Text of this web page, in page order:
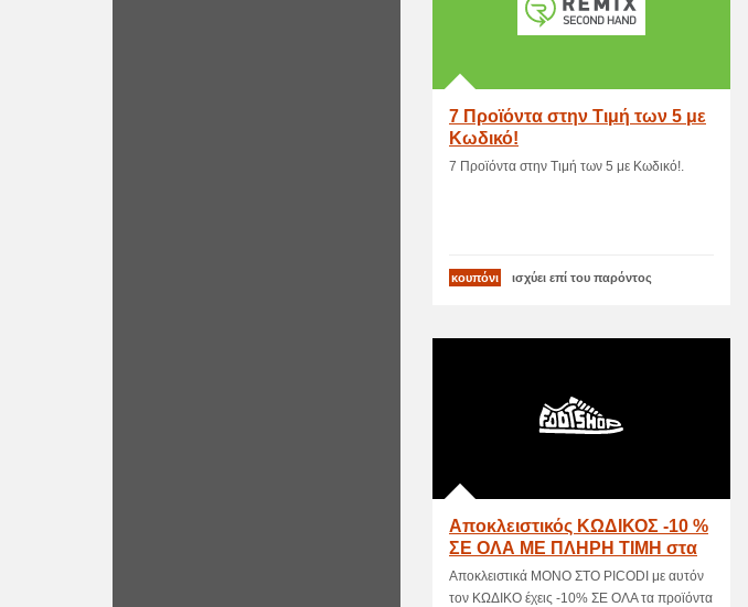
7 Προϊόντα στην Τιμή των 5 με
Κωδικό!
7 Προϊόντα στην Τιμή των 5 με Κωδικό!.
κουπόνι ισχύει επί του παρόντος
Αποκλειστικός ΚΩΔΙΚΟΣ -10 %
ΣΕ ΟΛΑ ΜΕ ΠΛΗΡΗ ΤΙΜΗ στα
Footshop
Αποκλειστικά ΜΟΝΟ ΣΤΟ PICODI με αυτόν
τον ΚΩΔΙΚΟ έχεις -10% ΣΕ ΟΛΑ τα προϊόντα